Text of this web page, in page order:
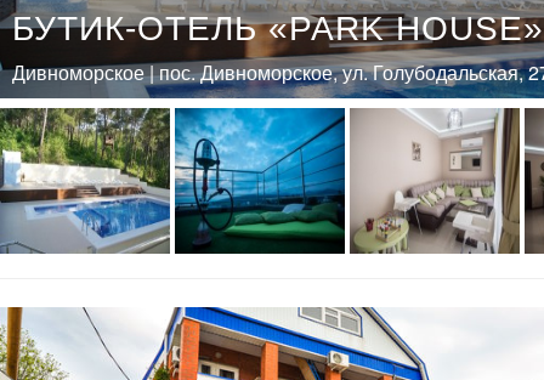
БУТИК-ОТЕЛЬ «PARK HOUSE»
Дивноморское | пос. Дивноморское, ул. Голубодальская,